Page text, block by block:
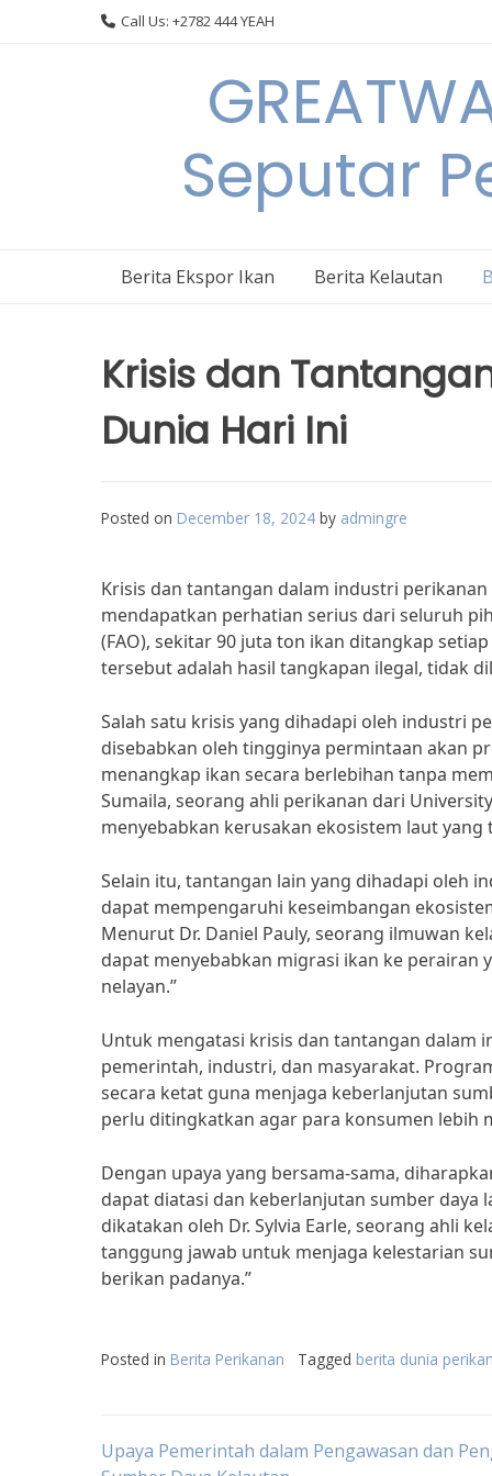
Call Us: +2782 444 YEAH
Seputar
Berita Ekspor Ikan Berita Kelautan
Krisis dan
Dunia Hari Ini
Posted on December 18, 2024 by admingre
Krisis dan tantangan dalam industri
mendapatkan perhatian serius dari seluruh
(FAO), sekitar 90 juta ton ikan ditangkap
tersebut adalah hasil tangkapan ilegal, tidak
Salah satu krisis yang dihadapi oleh industri
disebabkan oleh tingginya permintaan akan
menangkap ikan secara berlebihan tanpa
Sumaila, seorang ahli perikanan dari
menyebabkan kerusakan ekosistem laut
Selain itu, tantangan lain yang dihadapi oleh
dapat mempengaruhi keseimbangan
Menurut Dr. Daniel Pauly, seorang ilmuwan
dapat menyebabkan migrasi ikan ke perairan
nelayan.”
Untuk mengatasi krisis dan tantangan dalam
pemerintah, industri, dan masyarakat.
secara ketat guna menjaga keberlanjutan
perlu ditingkatkan agar para konsumen lebih
Dengan upaya yang bersama-sama,
dapat diatasi dan keberlanjutan sumber
dikatakan oleh Dr. Sylvia Earle, seorang ahli
tanggung jawab untuk menjaga kelestarian
berikan padanya.”
Posted in Berita Perikanan Tagged berita dunia
Post
Upaya Pemerintah dalam Pengawasan dan